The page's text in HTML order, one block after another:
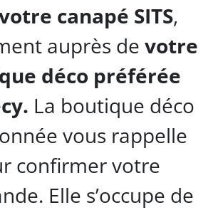
canapé SITS,
auprès de votre
déco préférée
La boutique déco
vous rappelle
confirmer votre
Elle s’occupe de